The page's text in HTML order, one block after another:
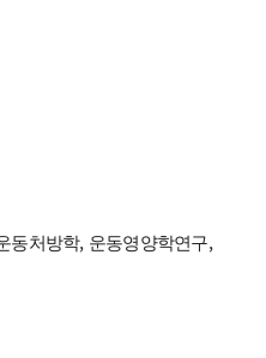
동처방학, 운동영양학연구,